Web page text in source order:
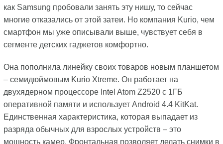
как Samsung пробовали занять эту нишу, то сейчас
многие отказались от этой затеи. Но компания Kurio, чем
смартфон мы уже описывали выше, чувствует себя в
сегменте детских гаджетов комфортно.
Она пополнила линейку своих товаров новым планшетом
– семидюймовым Kurio Xtreme. Он работает на
двухядерном процессоре Intel Atom Z2520 с 1ГБ
оперативной памяти и использует Android 4.4 KitKat.
Единственная характеристика, которая выпадает из
разряда обычных для взрослых устройств – это
мощность камер. Фронтальная позволяет делать снимки в